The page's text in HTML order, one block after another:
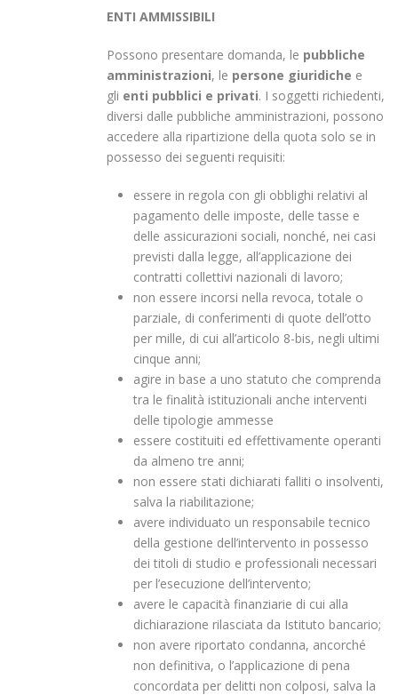
ENTI AMMISSIBILI
Possono presentare domanda, le pubbliche
amministrazioni, le persone giuridiche e
gli enti pubblici e privati. I soggetti richiedenti,
diversi dalle pubbliche amministrazioni, possono
accedere alla ripartizione della quota solo se in
possesso dei seguenti requisiti:
essere in regola con gli obblighi relativi al
pagamento delle imposte, delle tasse e
delle assicurazioni sociali, nonché, nei casi
previsti dalla legge, all’applicazione dei
contratti collettivi nazionali di lavoro;
non essere incorsi nella revoca, totale o
parziale, di conferimenti di quote dell’otto
per mille, di cui all’articolo 8-bis, negli ultimi
cinque anni;
agire in base a uno statuto che comprenda
tra le finalità istituzionali anche interventi
delle tipologie ammesse
essere costituiti ed effettivamente operanti
da almeno tre anni;
non essere stati dichiarati falliti o insolventi,
salva la riabilitazione;
avere individuato un responsabile tecnico
della gestione dell’intervento in possesso
dei titoli di studio e professionali necessari
per l’esecuzione dell’intervento;
avere le capacità finanziarie di cui alla
dichiarazione rilasciata da Istituto bancario;
non avere riportato condanna, ancorché
non definitiva, o l’applicazione di pena
concordata per delitti non colposi, salva la